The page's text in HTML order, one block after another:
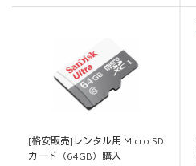
[格安販売]レンタル用 Micro SD
カード（64GB）購入